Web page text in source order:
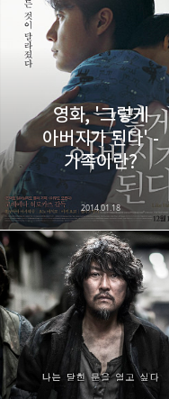
다방면의 깊은 관심과 얕은
비주류이자 진화하는 영원한
구독하기
구독하기 카
카카오스토리 밴
영화, '그렇게
아버지가 된다' -
가족이란?
2014.01.18